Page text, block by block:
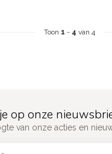
Toon 1 - 4 van 4
op onze
van onze acties en